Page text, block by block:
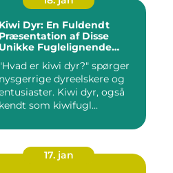
Kiwi Dyr: En Fuldendt
Præsentation af Disse
Unikke Fuglelignende
"Hvad er kiwi dyr?" spørger
nysgerrige dyreelskere og
Kiwi dyr, også
kendt som kiwifugl...
17. jan